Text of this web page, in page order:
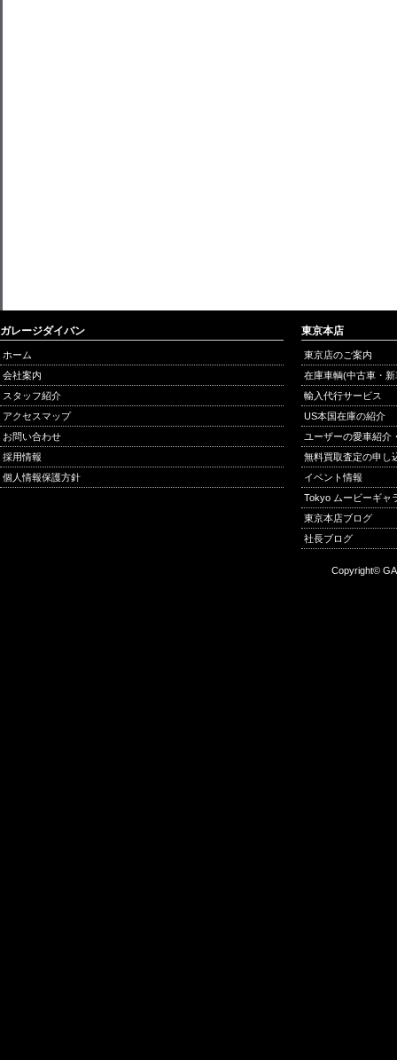
ガレージダイバン
ホーム
会社案内
スタッフ紹介
アクセスマップ
お問い合わせ
採用情報
個人情報保護方針
東京本店
東京店のご案内
在庫車輌(中古車・
輸入代行サービス
US本国在庫の紹介
ユーザーの愛車紹介
無料買取査定の申し
イベント情報
Tokyo ムービーギャ
東京本店ブログ
社長ブログ
Copyright©